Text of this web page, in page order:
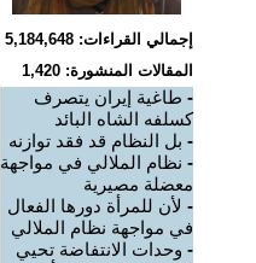
إجمالي القراءات: 5,184,648
المقالات المنشورة: 1,420
- طاغية إيران يتصرف
کسلفه الشاه البائد
- بل النظام قد فقد توازنه
- نظام الملالي في مواجهة
معضلة مصيرية
- لأن للمرأة دورها الفعال
في مواجهة نظام الملالي
- وحدات الانتفاضة تحيي